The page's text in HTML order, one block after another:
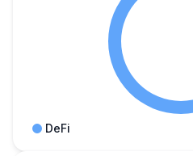
DeFi